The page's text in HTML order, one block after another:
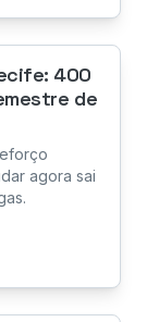
400
de
agora sai